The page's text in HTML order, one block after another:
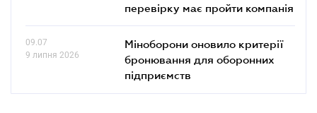
перевірку має пройти компанія
09.07
9 липня 2026
Міноборони оновило критерії
бронювання для оборонних
підприємств